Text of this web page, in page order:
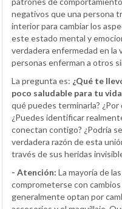
negativos que una persona
interior para cambiar los
este estado mental y
verdadera enfermedad en la
personas enferman a otros
La pregunta es: ¿Qué te
poco saludable para tu
qué puedes terminarla?
¿Puedes identificar
conectan contigo? ¿Podría
verdadera razón de esta
través de sus heridas
- Atención: La mayoría de
comprometerse con
generalmente optan por